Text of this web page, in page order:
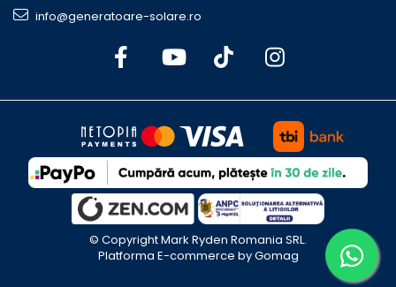
info@generatoare-solare.ro
©️ Copyright Mark Ryden Romania SRL.
Platforma E-commerce by Gomag